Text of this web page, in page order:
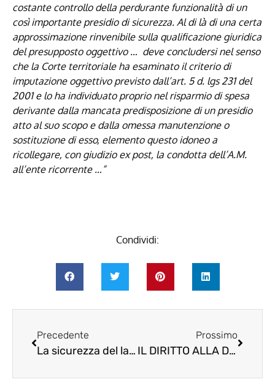
costante controllo della perdurante funzionalità di un
così importante presidio di sicurezza. Al di là di una certa
approssimazione rinvenibile sulla qualificazione giuridica
del presupposto oggettivo … deve concludersi nel senso
che la Corte territoriale ha esaminato il criterio di
imputazione oggettivo previsto dall’art. 5d. lgs 231 del
2001 e lo ha individuato proprio nel risparmio di spesa
derivante dalla mancata predisposizione di un presidio
atto al suo scopo e dalla omessa manutenzione o
sostituzione di esso, elemento questo idoneo a
ricollegare, con giudizio ex post, la condotta dell’A.M.
all’ente ricorrente …”
Condividi:
Precedente
La sicurezza del lavoro come obbligo permanente che non tollera interruzioni temporali: obbligo di garantire ininterrottamente la sicurezza e l’igiene del lavoro.
Prossimo
IL DIRITTO ALLA DISCONNESSIONE, una sfida anche per gli RSPP?